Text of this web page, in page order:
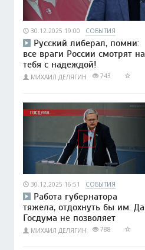
30.12.2025 19:00 СОБЫТИЯ
Русский либерал, помни:
все враги России смотрят на
тебя с надеждой!
МИХАИЛ ДЕЛЯГИН 743
30.12.2025 16:51 СОБЫТИЯ
Работа губернатора
тяжела, отдохнуть бы им. Да
Госдума не позволяет
МИХАИЛ ДЕЛЯГИН 788